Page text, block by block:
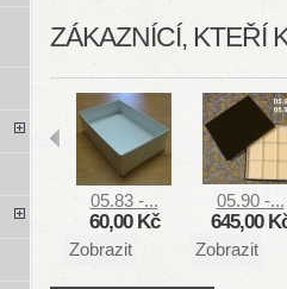
ZÁKAZNÍCÍ, KTEŘÍ
05.83 -...
60,00 Kč
Zobrazit
05.90 -...
645,00
Zobrazit